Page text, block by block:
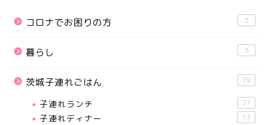
コロナでお困りの方 5
暮らし 5
茨城子連れごはん 79
子連れランチ 27
子連れディナー 13